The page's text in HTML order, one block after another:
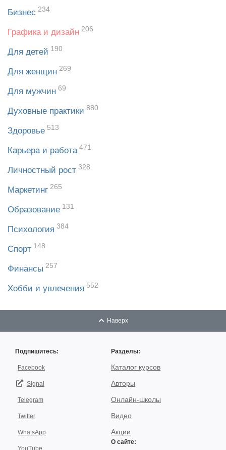
Бизнес 234
Графика и дизайн 206
Для детей 190
Для женщин 269
Для мужчин 69
Духовные практики 880
Здоровье 513
Карьера и работа 471
Личностный рост 328
Маркетинг 265
Образование 131
Психология 384
Спорт 148
Финансы 257
Хобби и увлечения 552
Наверх
Подпишитесь:
Facebook
Signal
Telegram
Twitter
WhatsApp
YouTube
Разделы:
Каталог курсов
Авторы
Онлайн-школы
Видео
Акции
О сайте: